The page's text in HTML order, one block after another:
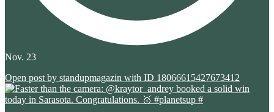
Nov. 23
Open post by standupmagazin with ID 18066615427673412